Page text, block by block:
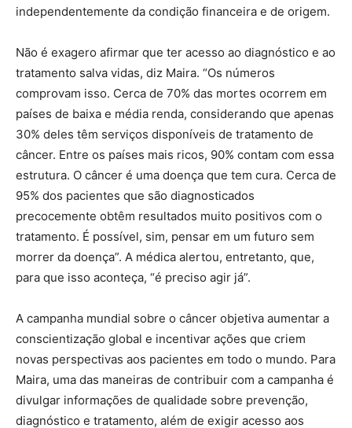
independentemente da condição financeira e de origem.
Não é exagero afirmar que ter acesso ao diagnóstico e ao
tratamento salva vidas, diz Maira. “Os números
comprovam isso. Cerca de 70% das mortes ocorrem em
países de baixa e média renda, considerando que apenas
30% deles têm serviços disponíveis de tratamento de
câncer. Entre os países mais ricos, 90% contam com essa
estrutura. O câncer é uma doença que tem cura. Cerca de
95% dos pacientes que são diagnosticados
precocemente obtêm resultados muito positivos com o
tratamento. É possível, sim, pensar em um futuro sem
morrer da doença”. A médica alertou, entretanto, que,
para que isso aconteça, “é preciso agir já”.
A campanha mundial sobre o câncer objetiva aumentar a
conscientização global e incentivar ações que criem
novas perspectivas aos pacientes em todo o mundo. Para
Maira, uma das maneiras de contribuir com a campanha é
divulgar informações de qualidade sobre prevenção,
diagnóstico e tratamento, além de exigir acesso aos